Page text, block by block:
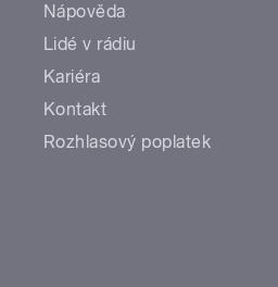
Nápověda
Lidé v rádiu
Kariéra
Kontakt
Rozhlasový poplatek